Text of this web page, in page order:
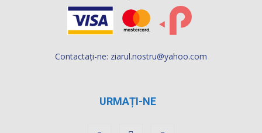
Contactați-ne: ziarul.nostru@yahoo.com
URMAȚI-NE